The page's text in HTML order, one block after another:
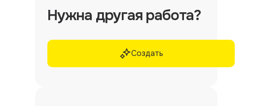
Нужна другая работа?
Создать